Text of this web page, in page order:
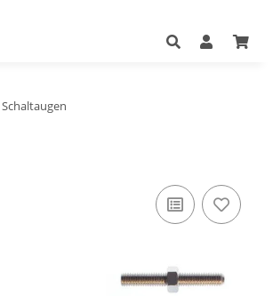
Schaltaugen